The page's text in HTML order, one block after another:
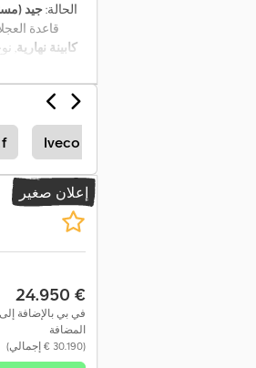
الحالة:جيد
, قاعدة
كابينة نهارية,
مساحة
Iveco Eurocargo E
إعلان صغير
‏24.950 €
في بي بالإضافة
المضافة
(‏30.190 € إجمالي)